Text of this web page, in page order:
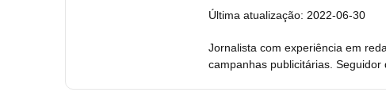
Última atualização: 2022-06-30
Jornalista com experiência em
campanhas publicitárias.